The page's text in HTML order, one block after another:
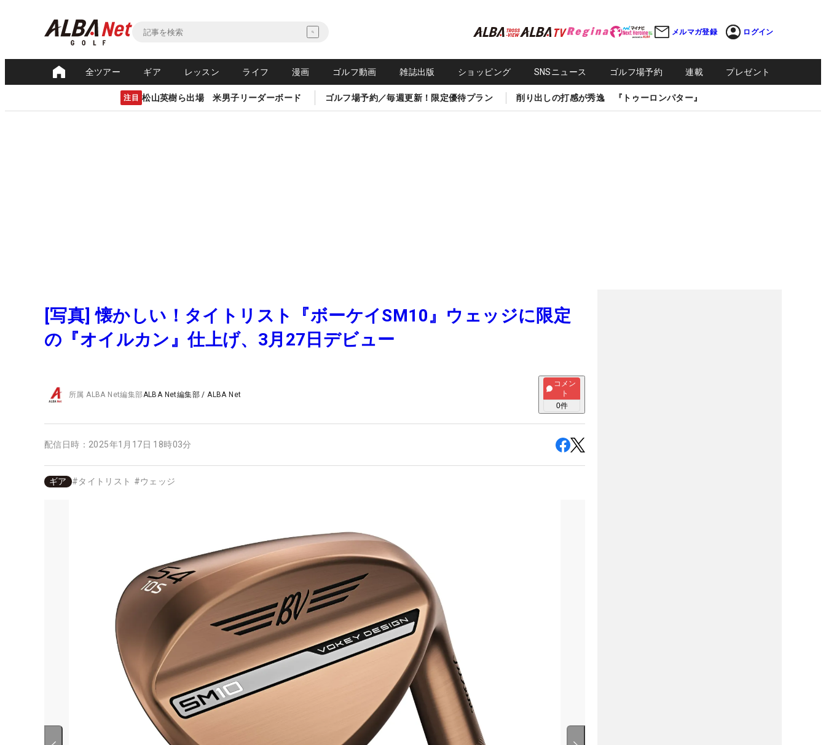
メルマガ登録 ログイン
全ツアー ギア レッスン ライフ 漫画 ゴルフ動画 雑誌出版 ショッピング SNSニュース ゴルフ場予約 連載 プレゼント
注目 松山英樹ら出場 米男子リーダーボード ゴルフ場予約／毎週更新！限定優待プラン 削り出しの打感が秀逸 『トゥーロンパター』
[写真] 懐かしい！タイトリスト『ボーケイSM10』ウェッジに限定
の『オイルカン』仕上げ、3月27日デビュー
所属ALBA Net編集部ALBA Net編集部 /ALBA Net
コメン
ト
0件
配信日時： 2025年1月17日 18時03分
ギア #タイトリスト #ウェッジ